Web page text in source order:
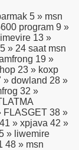
5 » msn
program 9 »
13 »
» 24 saat msn
19 »
23 » koxp
» dowland 28 »
32 »
FLASGET 38 »
» xpjava 42 »
» liwemire
48 » msn